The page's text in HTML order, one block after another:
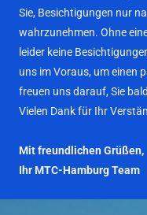
Sie, Besichtigungen nur
wahrzunehmen. Ohne
leider keine
uns im Voraus, um einen
freuen uns darauf, Sie
Vielen Dank für Ihr
Mit freundlichen Grüßen,
Ihr MTC-Hamburg Team